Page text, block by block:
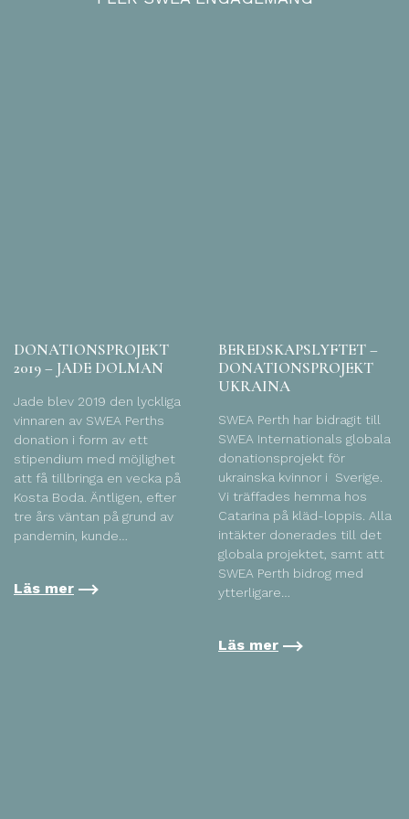
DONATIONSPROJEKT
2019 – JADE DOLMAN
Jade blev 2019 den lyckliga
vinnaren av SWEA Perths
donation i form av ett
stipendium med möjlighet
att få tillbringa en vecka på
Kosta Boda. Äntligen, efter
tre års väntan på grund av
pandemin, kunde…
Läs mer
BEREDSKAPSLYFTET –
DONATIONSPROJEKT
UKRAINA
SWEA Perth har bidragit till
SWEA Internationals globala
donationsprojekt för
ukrainska kvinnor i Sverige.
Vi träffades hemma hos
Catarina på kläd-loppis. Alla
intäkter donerades till det
globala projektet, samt att
SWEA Perth bidrog med
ytterligare…
Läs mer